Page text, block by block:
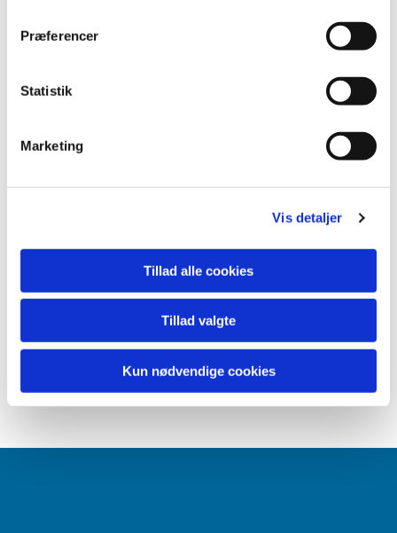
Præferencer
Statistik
Marketing
Vis detaljer
Tillad alle cookies
Tillad valgte
Kun nødvendige cookies